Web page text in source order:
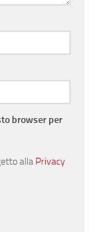
browser per
alla Privacy